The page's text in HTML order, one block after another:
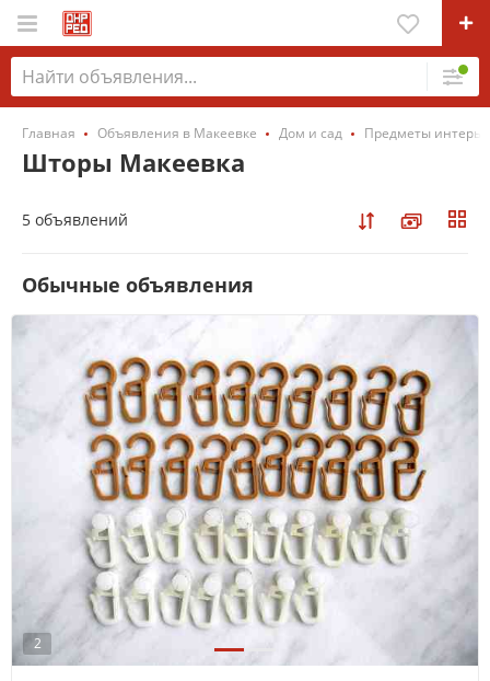
Главная Объявления в Макеевке Дом и сад Предметы
Шторы Макеевка
5 объявлений
Обычные объявления
2